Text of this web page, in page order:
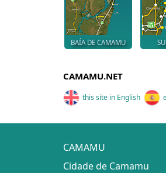
BAÍA DE CAMAMU
CAMAMU.NET
this site in English
CAMAMU
Cidade de Camamu